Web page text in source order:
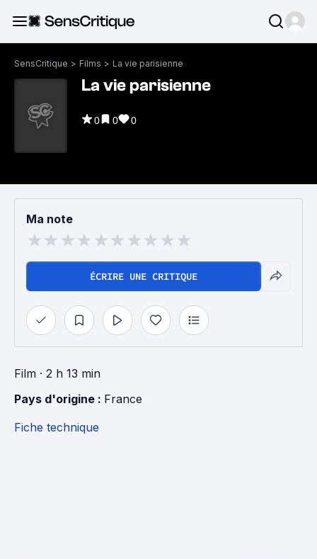
SensCritique > Films > La vie parisienne
La vie parisienne
0 0 0
Ma note
ÉCRIRE UNE CRITIQUE
Film · 2 h 13 min
Pays d'origine : France
Fiche technique